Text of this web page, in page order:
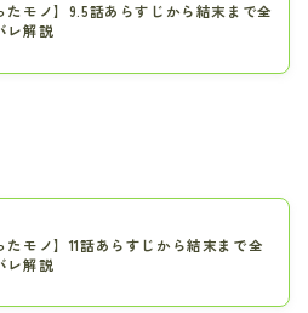
たモノ】9.5話あらすじから結末まで全
レ解説
たモノ】11話あらすじから結末まで全
レ解説